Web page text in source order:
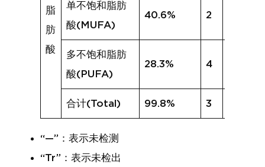
脂
肪
酸
单不饱和脂肪
酸(MUFA)
40.6% 2
多不饱和脂肪
酸(PUFA)
28.3% 4
合计(Total) 99.8% 3
“—”：表示未检测
“Tr”：表示未检出